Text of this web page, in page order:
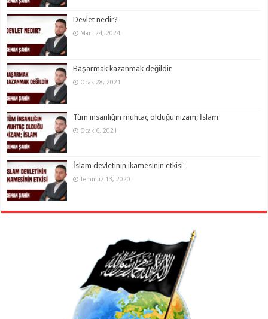
Devlet nedir?
Mart 24, 2024
Başarmak kazanmak değildir
Ocak 28, 2021
Tüm insanlığın muhtaç olduğu nizam; İslam
Ocak 6, 2021
İslam devletinin ikamesinin etkisi
Temmuz 13, 2020